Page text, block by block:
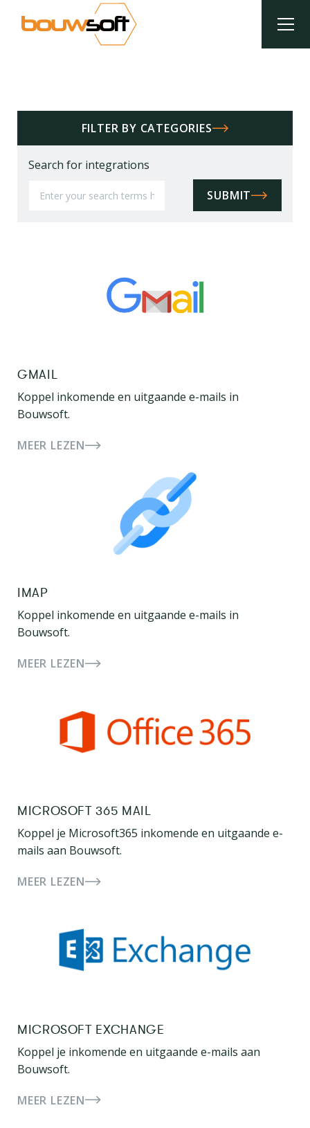
FILTER BY CATEGORIES
Search for integrations
SUBMIT
GMAIL
Koppel inkomende en uitgaande e-mails in
Bouwsoft.
MEER LEZEN
IMAP
Koppel inkomende en uitgaande e-mails in
Bouwsoft.
MEER LEZEN
MICROSOFT 365 MAIL
Koppel je Microsoft365 inkomende en uitgaande e-
mails aan Bouwsoft.
MEER LEZEN
MICROSOFT EXCHANGE
Koppel je inkomende en uitgaande e-mails aan
Bouwsoft.
MEER LEZEN